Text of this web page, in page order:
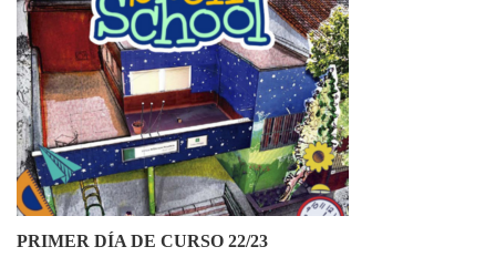
PRIMER DÍA DE CURSO 22/23